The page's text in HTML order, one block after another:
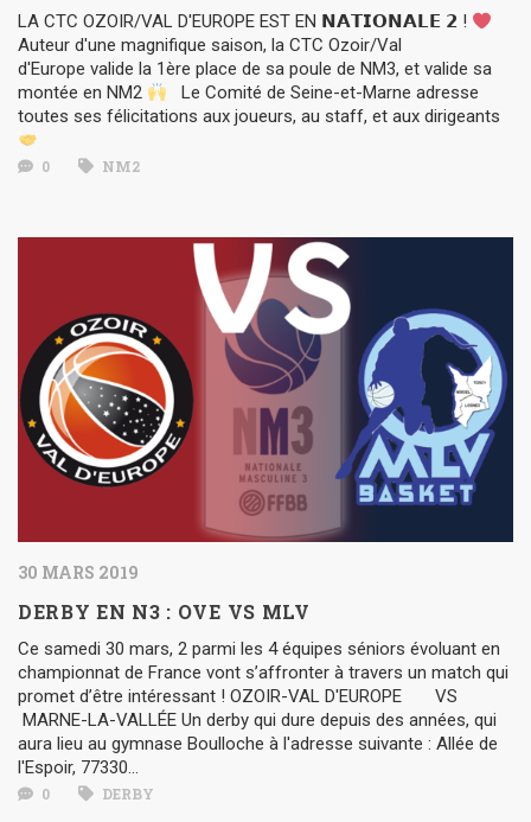
LA CTC OZOIR/VAL D'EUROPE EST EN 𝗡𝗔𝗧𝗜𝗢𝗡𝗔𝗟𝗘 𝟮 !
Auteur d'une magnifique saison, la CTC Ozoir/Val
d'Europe valide la 1ère place de sa poule de NM3, et valide sa
montée en NM2
Le Comité de Seine-et-Marne adresse
toutes ses félicitations aux joueurs, au staff, et aux dirigeants
0 NM2
30 MARS 2019
DERBY EN N3 : OVE VS MLV
Ce samedi 30 mars, 2 parmi les 4 équipes séniors évoluant en
championnat de France vont s’affronter à travers un match qui
promet d’être intéressant ! OZOIR-VAL D'EUROPE VS
MARNE-LA-VALLÉE Un derby qui dure depuis des années, qui
aura lieu au gymnase Boulloche à l'adresse suivante : Allée de
l'Espoir, 77330...
0 DERBY